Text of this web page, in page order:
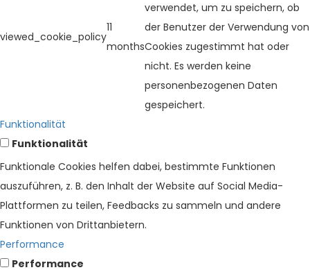
viewed_cookie_policy
11
months
verwendet, um zu speichern, ob
der Benutzer der Verwendung von
Cookies zugestimmt hat oder
nicht. Es werden keine
personenbezogenen Daten
gespeichert.
Funktionalität
Funktionalität
Funktionale Cookies helfen dabei, bestimmte Funktionen
auszuführen, z. B. den Inhalt der Website auf Social Media-
Plattformen zu teilen, Feedbacks zu sammeln und andere
Funktionen von Drittanbietern.
Performance
Performance